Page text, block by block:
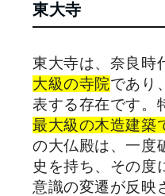
東大寺
東大寺は、奈良時
大級の寺院であり
表する存在です。
最大級の木造建築
の大仏殿は、一度
史を持ち、その度
意識の変遷が反映